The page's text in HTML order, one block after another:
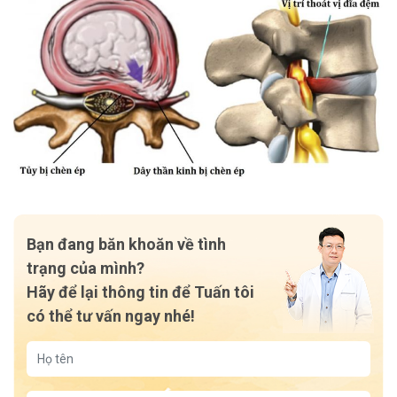
Bạn đang băn khoăn về tình
trạng của mình?
Hãy để lại thông tin để Tuấn tôi
có thể tư vấn ngay nhé!